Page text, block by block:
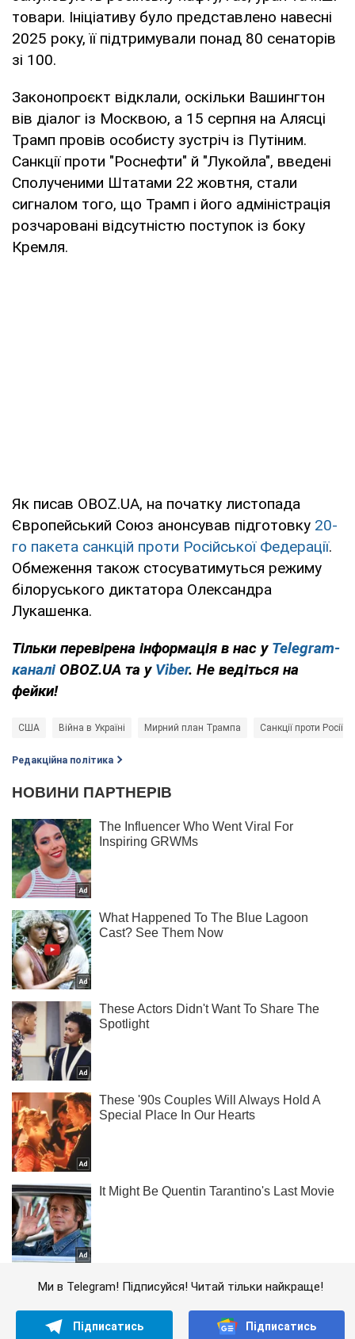
товари. Ініціативу було представлено навесні
2025 року, її підтримували понад 80 сенаторів
зі 100.
Законопроєкт відклали, оскільки Вашингтон
вів діалог із Москвою, а 15 серпня на Алясці
Трамп провів особисту зустріч із Путіним.
Санкції проти "Роснефти" й "Лукойла", введені
Сполученими Штатами 22 жовтня, стали
сигналом того, що Трамп і його адміністрація
розчаровані відсутністю поступок із боку
Кремля.
Як писав OBOZ.UA, на початку листопада
Європейський Союз анонсував підготовку 20-
го пакета санкцій проти Російської Федерації.
Обмеження також стосуватимуться режиму
білоруського диктатора Олександра
Лукашенка.
Тільки перевірена інформація в нас у Telegram-
каналі OBOZ.UA та у Viber. Не ведіться на
фейки!
США Війна в Україні Мирний план Трампа Санкції проти Росії
Редакційна політика
Ми в Telegram! Підписуйся! Читай тільки найкраще!
Підписатись Підписатись